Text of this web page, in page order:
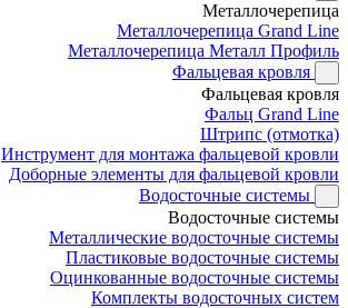
Металлочерепица
Металлочерепица Grand Line
Металлочерепица Металл Профиль
Фальцевая кровля
Фальцевая кровля
Фальц Grand Line
Штрипс (отмотка)
Инструмент для монтажа фальцевой кровли
Доборные элементы для фальцевой кровли
Водосточные системы
Водосточные системы
Металлические водосточные системы
Пластиковые водосточные системы
Оцинкованные водосточные системы
Комплекты водосточных систем